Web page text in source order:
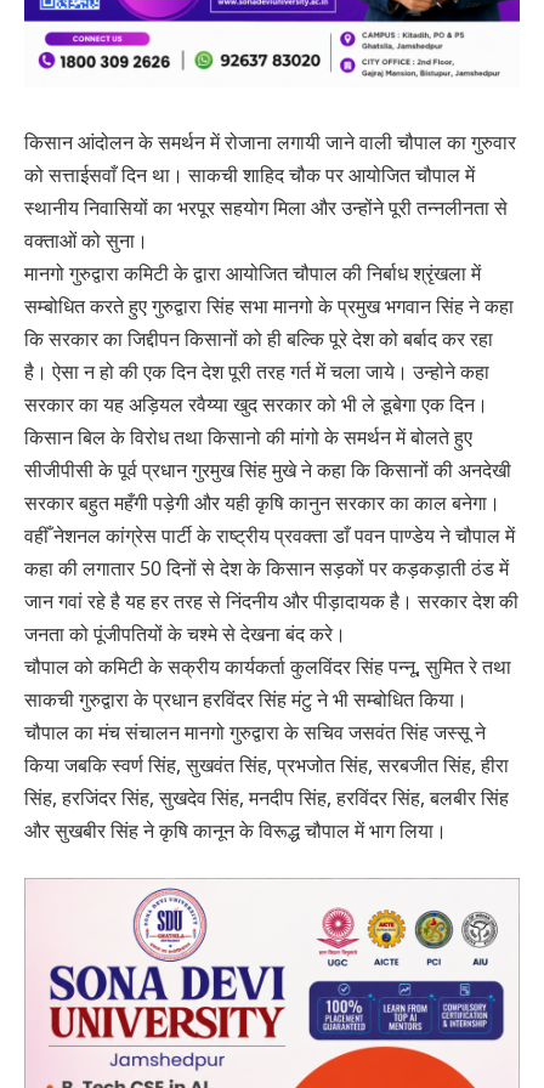
किसान आंदोलन के समर्थन में रोजाना लगायी जाने वाली चौपाल का गुरुवार
को सत्ताईसवाँ दिन था। साकची शाहिद चौक पर आयोजित चौपाल में
स्थानीय निवासियों का भरपूर सहयोग मिला और उन्होंने पूरी तन्नलीनता से
वक्ताओं को सुना।
मानगो गुरुद्वारा कमिटी के द्वारा आयोजित चौपाल की निर्बाध श्रृंखला में
सम्बोधित करते हुए गुरुद्वारा सिंह सभा मानगो के प्रमुख भगवान सिंह ने कहा
कि सरकार का जिद्दीपन किसानों को ही बल्कि पूरे देश को बर्बाद कर रहा
है। ऐसा न हो की एक दिन देश पूरी तरह गर्त में चला जाये। उन्होने कहा
सरकार का यह अड़ियल रवैय्या खुद सरकार को भी ले डूबेगा एक दिन।
किसान बिल के विरोध तथा किसानो की मांगो के समर्थन में बोलते हुए
सीजीपीसी के पूर्व प्रधान गुरमुख सिंह मुखे ने कहा कि किसानों की अनदेखी
सरकार बहुत महँगी पड़ेगी और यही कृषि कानुन सरकार का काल बनेगा।
वहीँ नेशनल कांग्रेस पार्टी के राष्ट्रीय प्रवक्ता डाँ पवन पाण्डेय ने चौपाल में
कहा की लगातार 50 दिनों से देश के किसान सड़कों पर कड़कड़ाती ठंड में
जान गवां रहे है यह हर तरह से निंदनीय और पीड़ादायक है। सरकार देश की
जनता को पूंजीपतियों के चश्मे से देखना बंद करे।
चौपाल को कमिटी के सक्रीय कार्यकर्ता कुलविंदर सिंह पन्नू, सुमित रे तथा
साकची गुरुद्वारा के प्रधान हरविंदर सिंह मंटु ने भी सम्बोधित किया।
चौपाल का मंच संचालन मानगो गुरुद्वारा के सचिव जसवंत सिंह जस्सू ने
किया जबकि स्वर्ण सिंह, सुखवंत सिंह, प्रभजोत सिंह, सरबजीत सिंह, हीरा
सिंह, हरजिंदर सिंह, सुखदेव सिंह, मनदीप सिंह, हरविंदर सिंह, बलबीर सिंह
और सुखबीर सिंह ने कृषि कानून के विरूद्ध चौपाल में भाग लिया।